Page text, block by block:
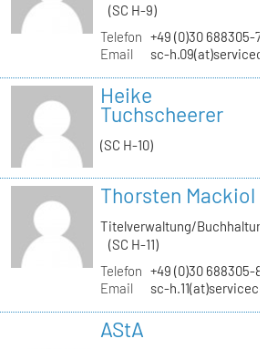
(SC H-9)
Telefon +49 (0)30 688305-
Email
sc-
Heike
Tuchscheerer
(SC H-10)
Thorsten Mackiol
Titelverwaltung/
(SC H-11)
Telefon +49 (0)30 688305-
Email
sc-
AStA